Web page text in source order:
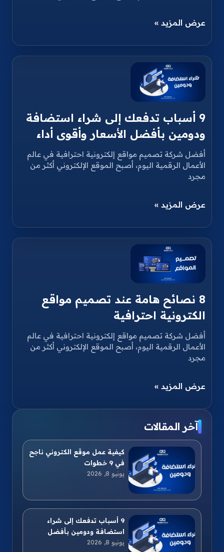
عرض المزيد »
9 أسباب تدفعك إلى شراء استضافة
ودومين بأفضل الأسعار وأقوى أداء
أفضل شركة تصميم مواقع إلكترونية احترافية في عالم
الأعمال الرقمية اليوم، أصبح الموقع الإلكتروني أكثر من
مجرد
عرض المزيد »
8 نصائح هامة عند تصميم مواقع
الكترونية احترافية
أفضل شركة تصميم مواقع إلكترونية احترافية في عالم
الأعمال الرقمية اليوم، أصبح الموقع الإلكتروني أكثر من
مجرد
عرض المزيد »
آخر المقالات
كيفية عمل موقع الكتروني ناجح
في 9 خطوات
يونيو 8, 2026
9 أسباب تدفعك إلى شراء
استضافة ودومين بأفضل
الأسعار وأقوى أداء
يونيو 8, 2026